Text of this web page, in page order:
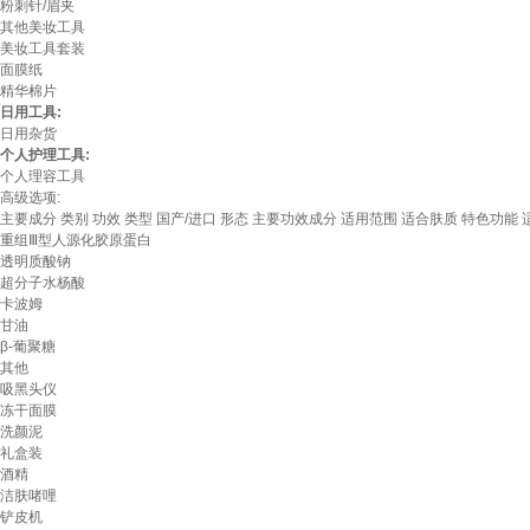
粉刺针/眉夹
其他美妆工具
美妆工具套装
面膜纸
精华棉片
日用工具:
日用杂货
个人护理工具:
个人理容工具
高级选项:
主要成分 类别 功效 类型 国产/进口 形态 主要功效成分 适用范围 适合肤质 特色功能
重组Ⅲ型人源化胶原蛋白
透明质酸钠
超分子水杨酸
卡波姆
甘油
β-葡聚糖
其他
吸黑头仪
冻干面膜
洗颜泥
礼盒装
酒精
洁肤啫哩
铲皮机